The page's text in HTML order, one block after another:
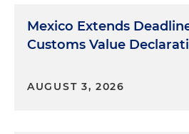
Mexico Extends
Customs Value
AUGUST 3, 2026